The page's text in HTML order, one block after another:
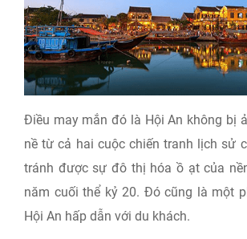
Điều may mắn đó là Hội An không bị
nề từ cả hai cuộc chiến tranh lịch sử
tránh được sự đô thị hóa ồ ạt của
năm cuối thể kỷ 20. Đó cũng là một
Hội An hấp dẫn với du khách.